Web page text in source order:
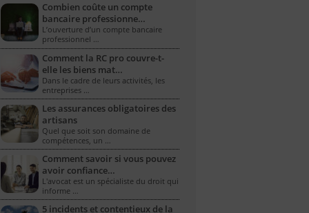
Combien coûte un compte
bancaire professionne…
L’ouverture d’un compte bancaire
professionnel …
Comment la RC pro couvre-t-
elle les biens mat…
Dans le cadre de leurs activités, les
entreprises …
Les assurances obligatoires des
artisans
Quel que soit son domaine de
compétences, un …
Comment savoir si vous pouvez
avoir confiance…
L'avocat est un spécialiste du droit qui
informe …
5 incidents et contentieux de la